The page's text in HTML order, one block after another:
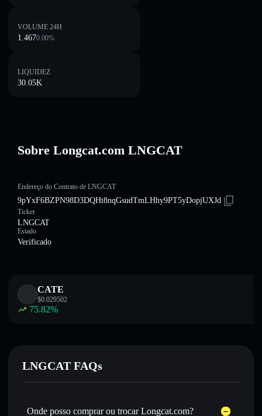
VOLUME 24H
1.4670.00%
LIQUIDEZ
30.05K
Sobre Longcat.com LNGCAT
Endereço do Contrato de LNGCAT
9pYxF6BZPN98D3DQHt8nqGsudTmLHhy9PT5yDopjUXJd
Ticker
LNGCAT
Estado
Verificado
CATE
$0.029502
75.82%
LNGCAT FAQs
Onde posso comprar ou trocar Longcat.com?